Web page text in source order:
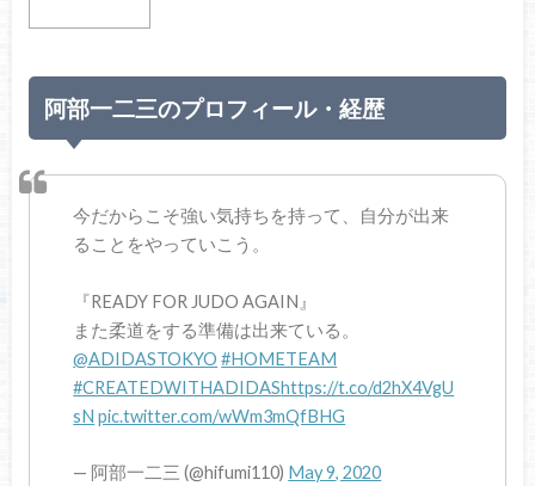
阿部一二三のプロフィール・経歴
今だからこそ強い気持ちを持って、自分が出来
ることをやっていこう。
『READY FOR JUDO AGAIN』
また柔道をする準備は出来ている。
@ADIDASTOKYO #HOMETEAM
#CREATEDWITHADIDAShttps://t.co/d2hX4VgU
sN pic.twitter.com/wWm3mQfBHG
— 阿部一二三 (@hifumi110) May 9, 2020